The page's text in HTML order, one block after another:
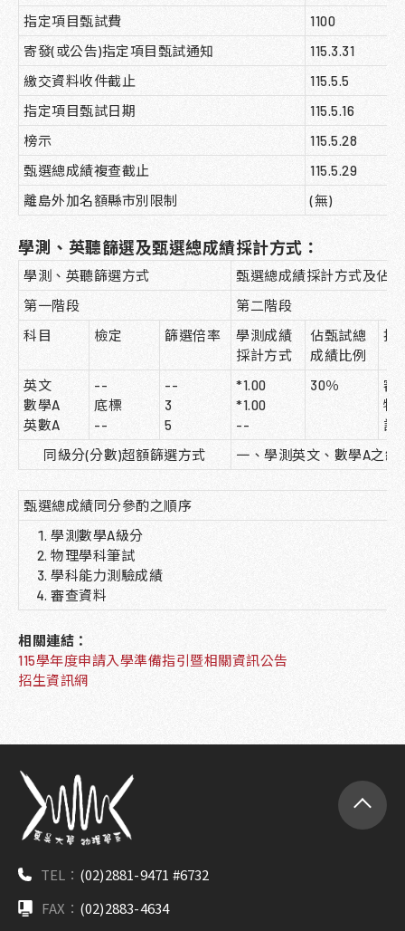
指定項目甄試費
1100
寄發(或公告)指定項目甄試通知
115.3.31
繳交資料收件截止
115.5.5
指定項目甄試日期
115.5.16
榜示
115.5.28
甄選總成績複查截止
115.5.29
離島外加名額縣市別限制
(無)
學測、英聽篩選及甄選總成績採計方式：
學測、英聽篩選方式
甄選總成績採計方式及佔
第一階段
第二階段
科目
檢定 篩選倍率
學測成績
採計方式
佔甄試總
成績比例
指
英文
數學A
英數A
--
底標
--
--
3
5
*1.00
*1.00
--
30％
審
物
試
同級分(分數)超額篩選方式
一、學測英文、數學A之級
甄選總成績同分參酌之順序
學測數學A級分
物理學科筆試
學科能力測驗成績
審查資料
相關連結：
115學年度申請入學準備指引暨相關資訊公告
招生資訊網
TEL： (02)2881-9471 #6732
FAX： (02)2883-4634